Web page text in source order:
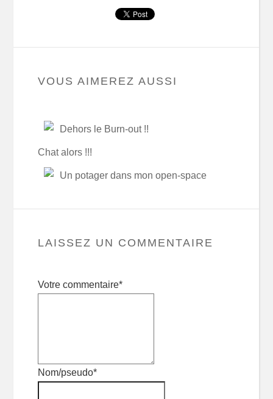
VOUS AIMEREZ AUSSI
Dehors le Burn-out !!
Chat alors !!!
Un potager dans mon open-space
LAISSEZ UN COMMENTAIRE
Votre commentaire*
Nom/pseudo*